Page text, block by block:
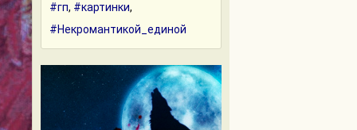
#гп, #картинки,
#Некромантикой_единой